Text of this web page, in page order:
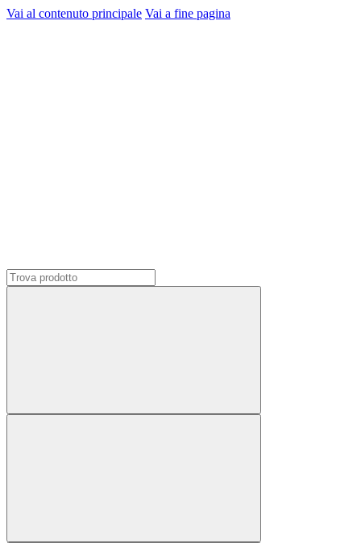
Vai al contenuto principale Vai a fine pagina